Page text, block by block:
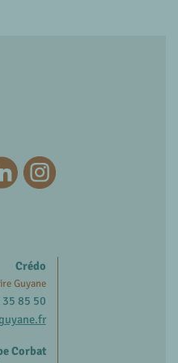
Crédo
Guyane
85 50
Corbat